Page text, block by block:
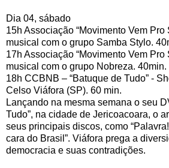
Dia 04, sábado
15h Associação “Movimento Vem Pro
musical com o grupo Samba Stylo.
17h Associação “Movimento Vem Pro
musical com o grupo Nobreza. 40min.
18h CCBNB – “Batuque de Tudo” -
Celso Viáfora (SP). 60 min.
Lançando na mesma semana o seu
Tudo”, na cidade de Jericoacoara, o
seus principais discos, como
cara do Brasil”. Viáfora prega a
democracia e suas contradições.